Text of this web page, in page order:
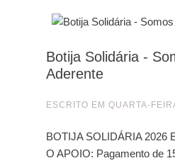
Botija Solidária -
Aderente
ESCRITO EM QUARTA-
BOTIJA SOLIDÁRIA 2026
O APOIO: Pagamento de